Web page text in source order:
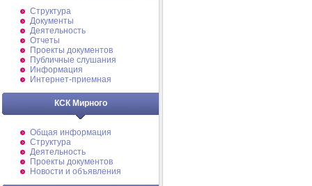
Структура
Документы
Деятельность
Отчеты
Проекты документов
Публичные слушания
Информация
Интернет-приемная
КСК Мирного
Общая информация
Структура
Деятельность
Проекты документов
Новости и объявления